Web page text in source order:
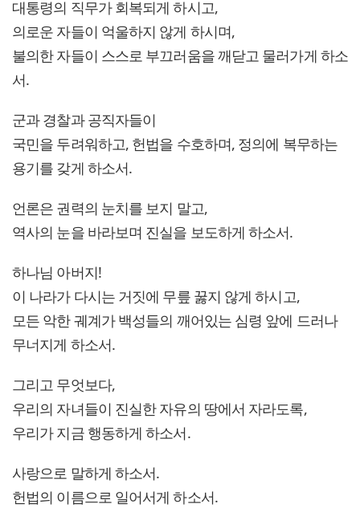
대통령의 직무가 회복되게 하시고,
의로운 자들이 억울하지 않게 하시며,
불의한 자들이 스스로 부끄러움을 깨닫고 물러가게 하소
서.
군과 경찰과 공직자들이
국민을 두려워하고, 헌법을 수호하며, 정의에 복무하는
용기를 갖게 하소서.
언론은 권력의 눈치를 보지 말고,
역사의 눈을 바라보며 진실을 보도하게 하소서.
하나님 아버지!
이 나라가 다시는 거짓에 무릎 꿇지 않게 하시고,
모든 악한 궤계가 백성들의 깨어있는 심령 앞에 드러나
무너지게 하소서.
그리고 무엇보다,
우리의 자녀들이 진실한 자유의 땅에서 자라도록,
우리가 지금 행동하게 하소서.
사랑으로 말하게 하소서.
헌법의 이름으로 일어서게 하소서.